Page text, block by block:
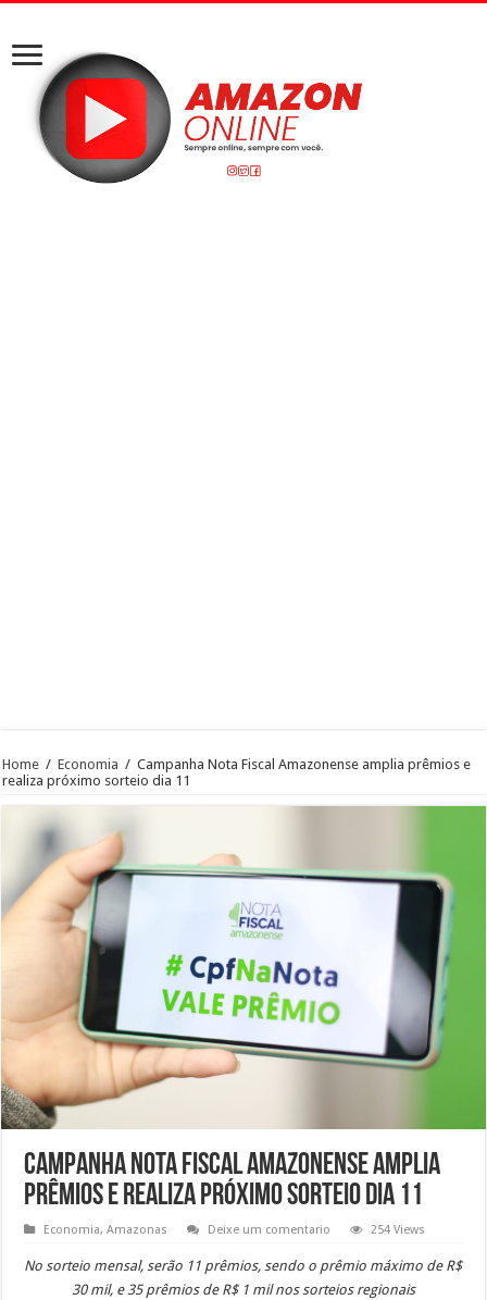
Home / Economia / Campanha Nota Fiscal Amazonense amplia prêmios e
realiza próximo sorteio dia 11
Campanha Nota Fiscal Amazonense amplia
prêmios e realiza próximo sorteio dia 11
Economia,Amazonas Deixe um comentario 254 Views
No sorteio mensal, serão 11 prêmios, sendo o prêmio máximo de R$
30 mil, e 35 prêmios de R$ 1 mil nos sorteios regionais